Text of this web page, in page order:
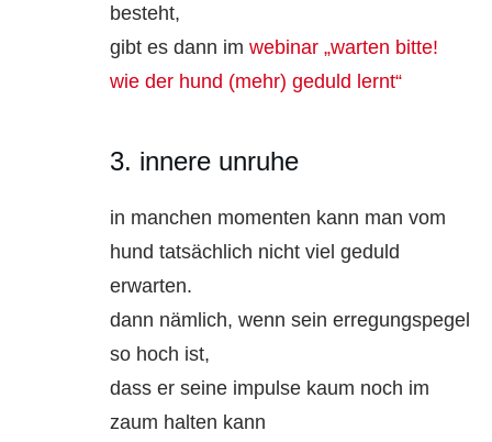
besteht,
gibt es dann im webinar „warten bitte!
wie der hund (mehr) geduld lernt“
3. innere unruhe
in manchen momenten kann man vom
hund tatsächlich nicht viel geduld
erwarten.
dann nämlich, wenn sein erregungspegel
so hoch ist,
dass er seine impulse kaum noch im
zaum halten kann